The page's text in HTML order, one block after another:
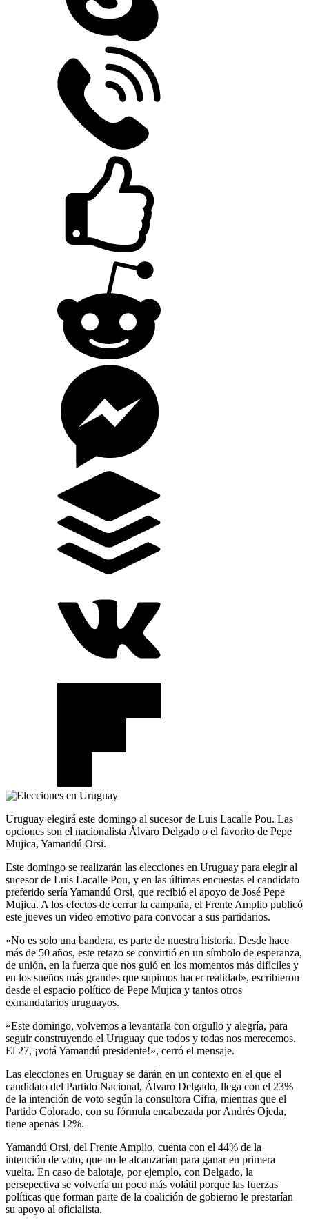
Uruguay elegirá este domingo al sucesor de Luis Lacalle Pou. Las
opciones son el nacionalista Álvaro Delgado o el favorito de Pepe
Mujica, Yamandú Orsi.
Este domingo se realizarán las elecciones en Uruguay para elegir al
sucesor de Luis Lacalle Pou, y en las últimas encuestas el candidato
preferido sería Yamandú Orsi, que recibió el apoyo de José Pepe
Mujica. A los efectos de cerrar la campaña, el Frente Amplio publicó
este jueves un video emotivo para convocar a sus partidarios.
«No es solo una bandera, es parte de nuestra historia. Desde hace
más de 50 años, este retazo se convirtió en un símbolo de esperanza,
de unión, en la fuerza que nos guió en los momentos más difíciles y
en los sueños más grandes que supimos hacer realidad», escribieron
desde el espacio político de Pepe Mujica y tantos otros
exmandatarios uruguayos.
«Este domingo, volvemos a levantarla con orgullo y alegría, para
seguir construyendo el Uruguay que todos y todas nos merecemos.
El 27, ¡votá Yamandú presidente!», cerró el mensaje.
Las elecciones en Uruguay se darán en un contexto en el que el
candidato del Partido Nacional, Álvaro Delgado, llega con el 23%
de la intención de voto según la consultora Cifra, mientras que el
Partido Colorado, con su fórmula encabezada por Andrés Ojeda,
tiene apenas 12%.
Yamandú Orsi, del Frente Amplio, cuenta con el 44% de la
intención de voto, que no le alcanzarían para ganar en primera
vuelta. En caso de balotaje, por ejemplo, con Delgado, la
persepectiva se volvería un poco más volátil porque las fuerzas
políticas que forman parte de la coalición de gobierno le prestarían
su apoyo al oficialista.